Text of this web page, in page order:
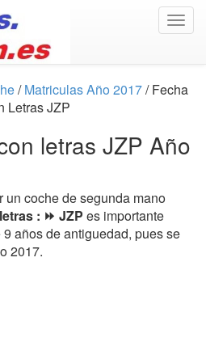
/Matriculas Año 2017/ Fecha
Letras JZP
letras JZP Año
coche de segunda mano
: ⏩ JZP es importante
años de antiguedad, pues se
2017.